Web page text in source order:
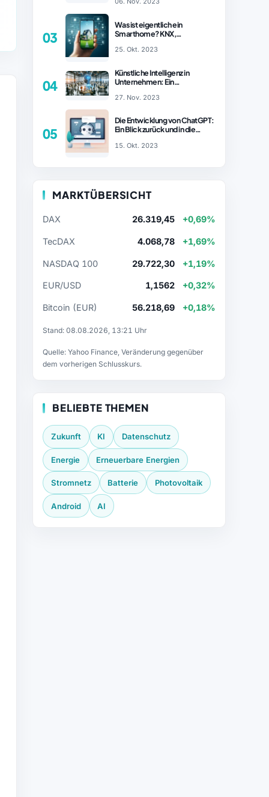
– ChatGPT Revolution!
03
Was ist eigentlich ein
Smarthome? KNX,
Vergleich
25. Okt. 2023
04
Künstliche Intelligenz in
Unternehmen: Ein
27. Nov. 2023
05
Die Entwicklung von ChatGPT:
Ein Blick zurück und in die
15. Okt. 2023
MARKTÜBERSICHT
DAX 26.319,45 +0,69%
TecDAX 4.068,78 +1,69%
NASDAQ 100 29.722,30 +1,19%
EUR/USD 1,1562 +0,32%
Bitcoin (EUR) 56.218,69 +0,18%
Stand: 08.08.2026, 13:21 Uhr
Quelle: Yahoo Finance, Veränderung gegenüber
dem vorherigen Schlusskurs.
BELIEBTE THEMEN
Zukunft KI Datenschutz
Energie Erneuerbare Energien
Stromnetz Batterie Photovoltaik
Android AI